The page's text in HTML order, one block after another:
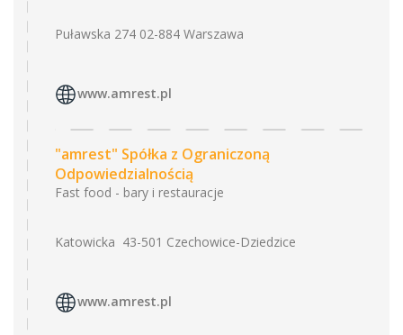
Puławska 274 02-884 Warszawa
www.amrest.pl
"amrest" Spółka z Ograniczoną
Odpowiedzialnością
Fast food - bary i restauracje
Katowicka 43-501 Czechowice-Dziedzice
www.amrest.pl